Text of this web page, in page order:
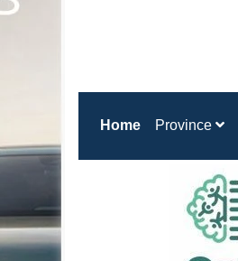
Home(current)
Province